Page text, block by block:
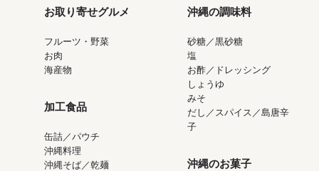
お取り寄せグルメ
フルーツ・野菜
お肉
海産物
加工食品
缶詰／パウチ
沖縄料理
沖縄そば／乾麺
沖縄の調味料
砂糖／黒砂糖
塩
お酢／ドレッシング
しょうゆ
みそ
だし／スパイス／島唐辛
子
沖縄のお菓子